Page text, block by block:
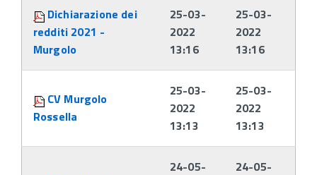
Dichiarazione dei
redditi 2021 -
Murgolo
25-03-
2022
13:16
25-03-
2022
13:16
CV Murgolo
Rossella
25-03-
2022
13:13
25-03-
2022
13:13
24-05-
24-05-